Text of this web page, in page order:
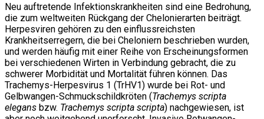
Neu auftretende Infektionskrankheiten sind eine Bedrohung,
die zum weltweiten Rückgang der Chelonierarten beiträgt.
Herpesviren gehören zu den einflussreichsten
Krankheitserregern, die bei Cheloniern beschrieben wurden,
und werden häufig mit einer Reihe von Erscheinungsformen
bei verschiedenen Wirten in Verbindung gebracht, die zu
schwerer Morbidität und Mortalität führen können. Das
Trachemys-Herpesvirus 1 (TrHV1) wurde bei Rot- und
Gelbwangen-Schmuckschildkröten (Trachemys scripta
elegans bzw. Trachemys scripta scripta) nachgewiesen, ist